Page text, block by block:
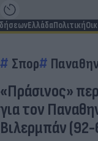
ΕλλάδαΠολιτική
Σπορ
«Πράσινος»
για τον
Βιλερμπάν